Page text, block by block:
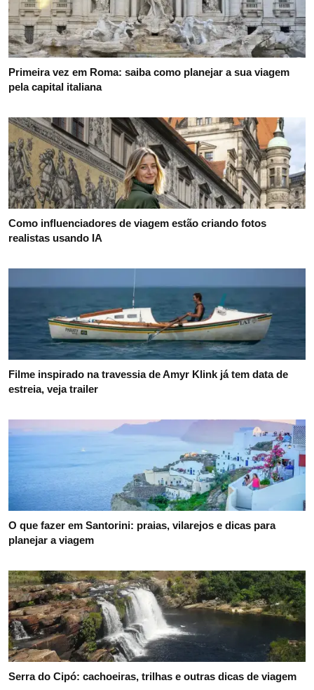
Primeira vez em Roma: saiba como planejar a sua viagem
pela capital italiana
Como influenciadores de viagem estão criando fotos
realistas usando IA
Filme inspirado na travessia de Amyr Klink já tem data de
estreia, veja trailer
O que fazer em Santorini: praias, vilarejos e dicas para
planejar a viagem
Serra do Cipó: cachoeiras, trilhas e outras dicas de viagem